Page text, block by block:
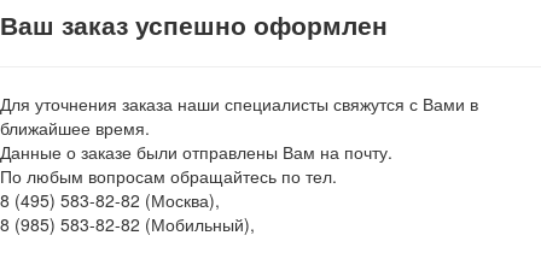
Ваш заказ успешно оформлен
Для уточнения заказа наши специалисты свяжутся с Вами в
ближайшее время.
Данные о заказе были отправлены Вам на почту.
По любым вопросам обращайтесь по тел.
8 (495) 583-82-82 (Москва),
8 (985) 583-82-82 (Мобильный),